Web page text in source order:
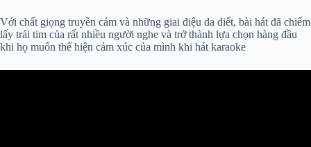
Với chất giọng truyền cảm và những giai điệu da diết, bài hát đã chiếm
lấy trái tim của rất nhiều người nghe và trở thành lựa chọn hàng đầu
khi họ muốn thể hiện cảm xúc của mình khi hát karaoke